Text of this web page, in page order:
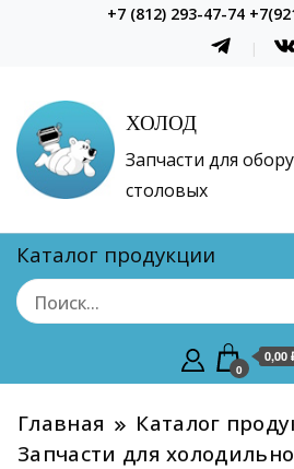
+7 (812) 293-47-74
ХОЛОД
Запчасти для
столовых
Каталог продукции
0
0,00
Главная
Каталог
Запчасти для